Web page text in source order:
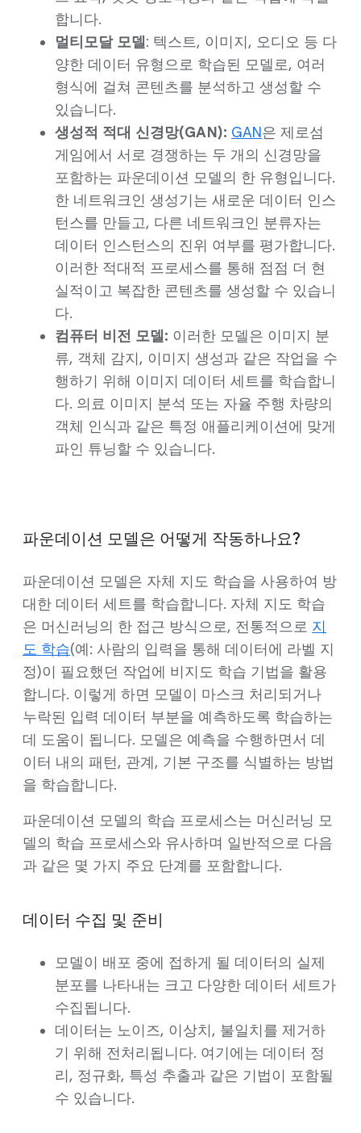
합니다.
멀티모달 모델: 텍스트, 이미지, 오디오 등 다
양한 데이터 유형으로 학습된 모델로, 여러
형식에 걸쳐 콘텐츠를 분석하고 생성할 수
있습니다.
생성적 적대 신경망(GAN): GAN은 제로섬
게임에서 서로 경쟁하는 두 개의 신경망을
포함하는 파운데이션 모델의 한 유형입니다.
한 네트워크인 생성기는 새로운 데이터 인스
턴스를 만들고, 다른 네트워크인 분류자는
데이터 인스턴스의 진위 여부를 평가합니다.
이러한 적대적 프로세스를 통해 점점 더 현
실적이고 복잡한 콘텐츠를 생성할 수 있습니
다.
컴퓨터 비전 모델: 이러한 모델은 이미지 분
류, 객체 감지, 이미지 생성과 같은 작업을 수
행하기 위해 이미지 데이터 세트를 학습합니
다. 의료 이미지 분석 또는 자율 주행 차량의
객체 인식과 같은 특정 애플리케이션에 맞게
파인 튜닝할 수 있습니다.
파운데이션 모델은 어떻게 작동하나요?
파운데이션 모델은 자체 지도 학습을 사용하여 방
대한 데이터 세트를 학습합니다. 자체 지도 학습
은 머신러닝의 한 접근 방식으로, 전통적으로 지
도 학습(예: 사람의 입력을 통해 데이터에 라벨 지
정)이 필요했던 작업에 비지도 학습 기법을 활용
합니다. 이렇게 하면 모델이 마스크 처리되거나
누락된 입력 데이터 부분을 예측하도록 학습하는
데 도움이 됩니다. 모델은 예측을 수행하면서 데
이터 내의 패턴, 관계, 기본 구조를 식별하는 방법
을 학습합니다.
파운데이션 모델의 학습 프로세스는 머신러닝 모
델의 학습 프로세스와 유사하며 일반적으로 다음
과 같은 몇 가지 주요 단계를 포함합니다.
데이터 수집 및 준비
모델이 배포 중에 접하게 될 데이터의 실제
분포를 나타내는 크고 다양한 데이터 세트가
수집됩니다.
데이터는 노이즈, 이상치, 불일치를 제거하
기 위해 전처리됩니다. 여기에는 데이터 정
리, 정규화, 특성 추출과 같은 기법이 포함될
수 있습니다.